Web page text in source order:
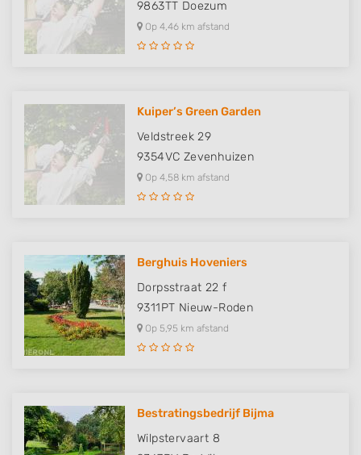
9863TT Doezum
Op 4,46 km afstand
Kuiper’s Green Garden
Veldstreek 29
9354VC Zevenhuizen
Op 4,58 km afstand
Berghuis Hoveniers
Dorpsstraat 22 f
9311PT Nieuw-Roden
Op 5,95 km afstand
Bestratingsbedrijf Bijma
Wilpstervaart 8